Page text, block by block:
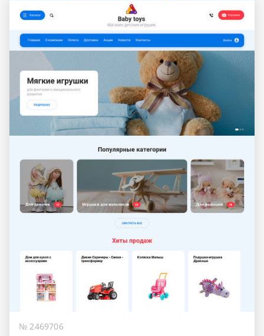
№ 2469706